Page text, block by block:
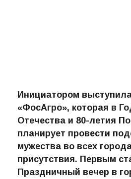
Инициатором
«ФосАгро», которая в
Отечества и 80-летия
планирует провести
мужества во всех
присутствия. Первым
Праздничный вечер в